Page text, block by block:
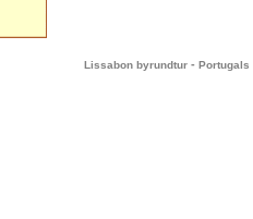
Lissabon byrundtur - Portugals